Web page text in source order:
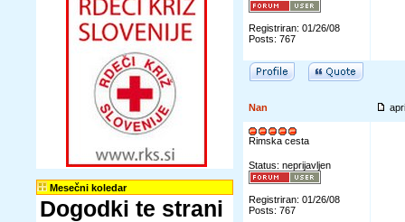
Mesečni koledar
Dogodki te strani
Registriran: 01/26/08
Posts: 767
Nan
Rimska cesta
Status: neprijavljen
Registriran: 01/26/08
Posts: 767